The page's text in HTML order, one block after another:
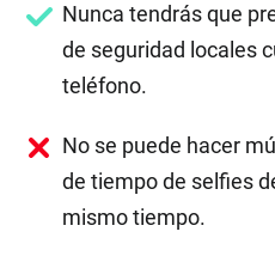
Nunca tendrás que
de seguridad locales
teléfono.
No se puede hacer
de tiempo de selfies
mismo tiempo.